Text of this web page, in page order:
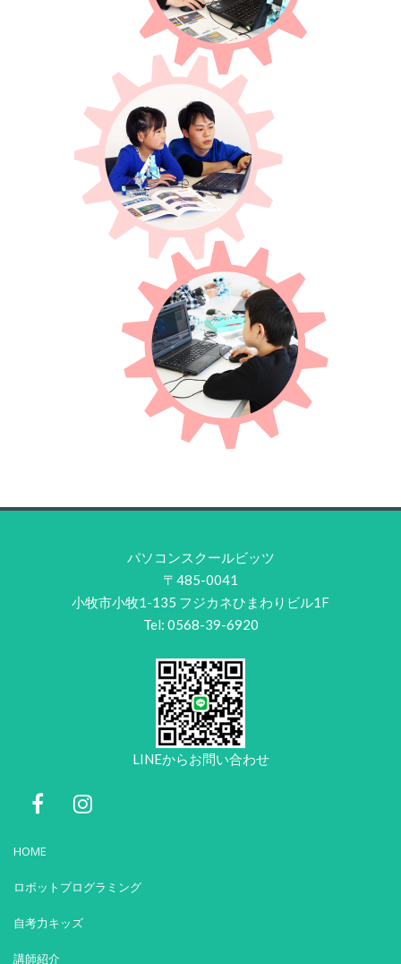
パソコンスクールビッツ
〒485-0041
小牧市小牧1-135 フジカネひまわりビル1F
Tel: 0568-39-6920
LINEからお問い合わせ
HOME
ロボットプログラミング
自考力キッズ
講師紹介